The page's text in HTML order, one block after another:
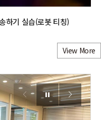
하기 실습(로봇 티칭)
View More